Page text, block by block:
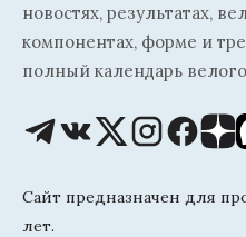
новостях, результатах,
компонентах, форме и
полный календарь
Сайт предназначен для
лет.